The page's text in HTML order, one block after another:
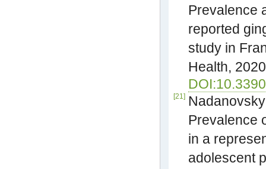
Prevalence
reported
study in
Health,
[21]
Prevalence
in a
adolescent